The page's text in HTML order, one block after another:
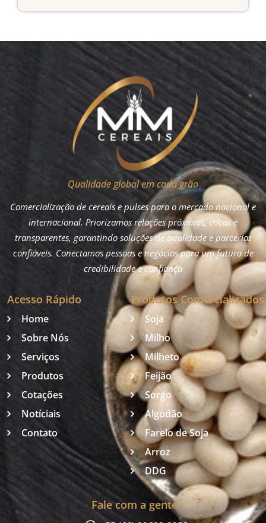
Qualidade global em cada grão
Comercialização de cereais e pulses para o mercado nacional e
internacional. Priorizamos relações próximas, éticas e
transparentes, garantindo soluções de qualidade e parcerias
confiáveis. Conectamos pessoas e negócios para um futuro de
credibilidade e confiança
Acesso Rápido
Home
Sobre Nós
Serviços
Produtos
Cotações
Notíciais
Contato
Produtos Comercializados
Soja
Milho
Milheto
Feijão
Sorgo
Algodão
Farelo de Soja
Arroz
DDG
Fale com a gente